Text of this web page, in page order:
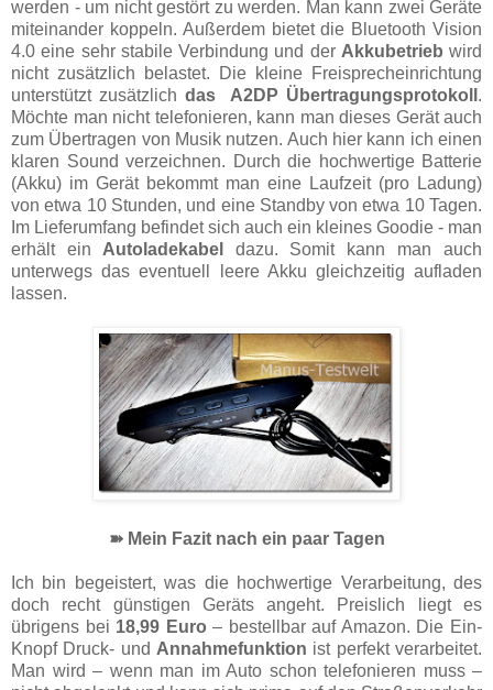
werden - um nicht gestört zu werden. Man kann zwei Geräte
miteinander koppeln. Außerdem bietet die Bluetooth Vision
4.0 eine sehr stabile Verbindung und der Akkubetrieb wird
nicht zusätzlich belastet. Die kleine Freisprecheinrichtung
unterstützt zusätzlich das A2DP Übertragungsprotokoll .
Möchte man nicht telefonieren, kann man dieses Gerät auch
zum Übertragen von Musik nutzen. Auch hier kann ich einen
klaren Sound verzeichnen. Durch die hochwertige Batterie
(Akku) im Gerät bekommt man eine Laufzeit (pro Ladung)
von etwa 10 Stunden, und eine Standby von etwa 10 Tagen.
Im Lieferumfang befindet sich auch ein kleines Goodie - man
erhält ein Autoladekabel
dazu. Somit kann man auch
unterwegs das eventuell leere Akku gleichzeitig aufladen
lassen.
➽ Mein Fazit nach ein paar Tagen
Ich bin begeistert, was die hochwertige Verarbeitung, des
doch recht günstigen Geräts angeht. Preislich liegt es
übrigens bei 18,99 Euro – bestellbar auf Amazon. Die Ein-
Knopf Druck- und Annahmefunktion ist perfekt verarbeitet.
Man wird – wenn man im Auto schon telefonieren muss –